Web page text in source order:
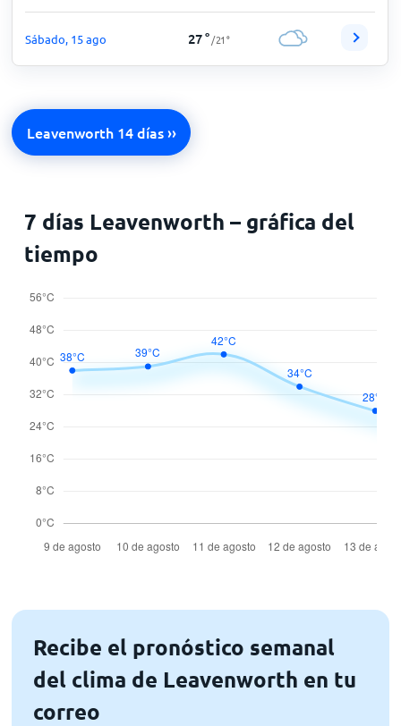
Sábado, 15 ago 27° /21°
Leavenworth 14 días ››
7 días Leavenworth – gráfica del
tiempo
Recibe el pronóstico semanal
del clima de Leavenworth en tu
correo